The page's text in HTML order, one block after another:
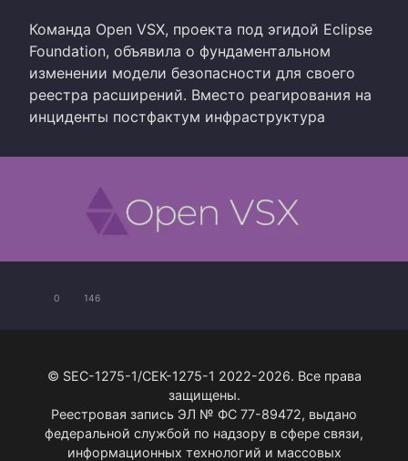
Команда Open VSX, проекта под эгидой Eclipse
Foundation, объявила о фундаментальном
изменении модели безопасности для своего
реестра расширений. Вместо реагирования на
инциденты постфактум инфраструктура
0 146
© SEC-1275-1/СЕК-1275-1 2022-2026. Все права
защищены.
Реестровая запись ЭЛ № ФС 77-89472, выдано
федеральной службой по надзору в сфере связи,
информационных технологий и массовых